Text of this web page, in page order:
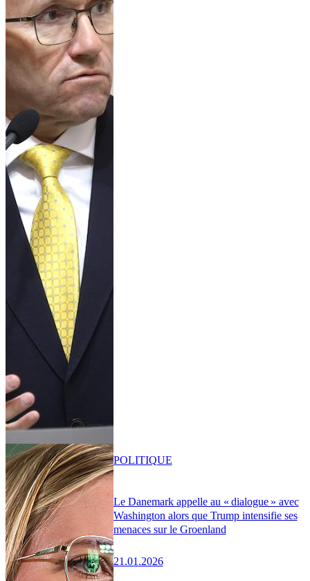
Le Danemark appelle au « dialogue » avec
Washington alors que Trump intensifie ses
menaces sur le Groenland
21.01.2026
POLITIQUE